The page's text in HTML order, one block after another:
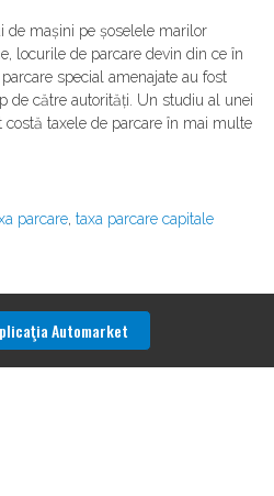
de mașini pe șoselele marilor
locurile de parcare devin din ce în
special amenajate au fost
de către autorități. Un studiu al unei
costă taxele de parcare în mai multe
parcare, taxa parcare capitale
Automarket